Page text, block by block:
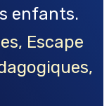
enfants.
Escape